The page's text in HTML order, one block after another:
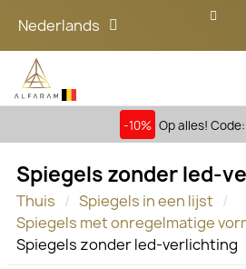
Nederlands
-10% Op alles! Code:
Spiegels zonder led-
Thuis
Spiegels in een lijst
Spiegels met onregelmatige
Spiegels zonder led-verlichting